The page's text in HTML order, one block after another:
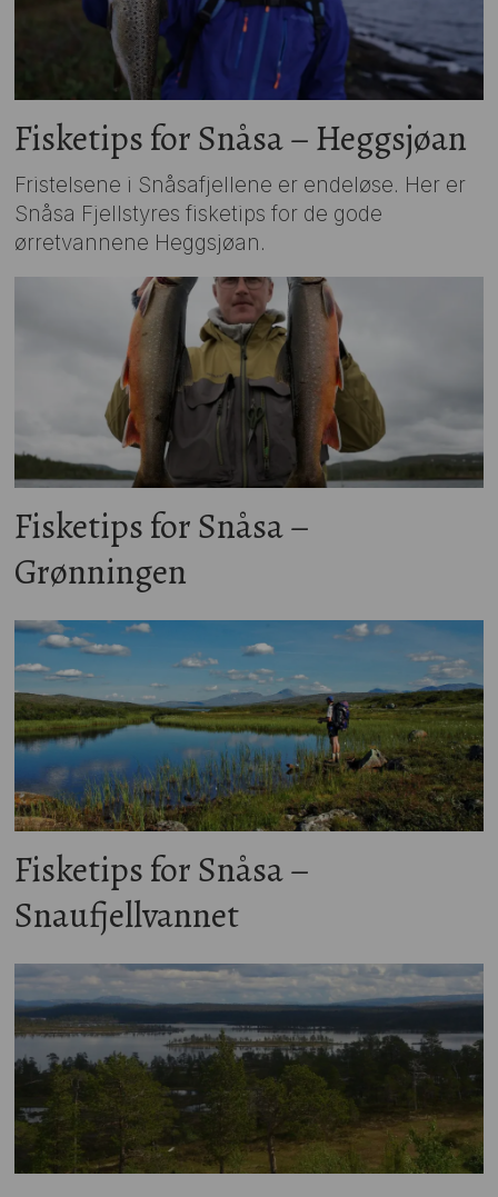
Fisketips for Snåsa – Heggsjøan
Fristelsene i Snåsafjellene er endeløse. Her er
Snåsa Fjellstyres fisketips for de gode
ørretvannene Heggsjøan.
Fisketips for Snåsa –
Grønningen
Fisketips for Snåsa –
Snaufjellvannet